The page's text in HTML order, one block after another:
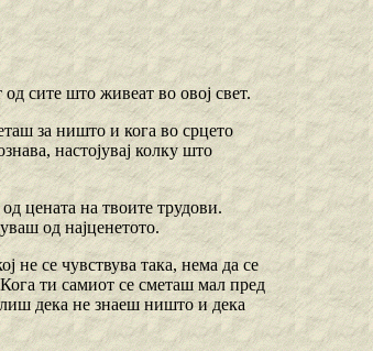
сите што живеат во овој свет.
за ништо и кога во срцето
настојувај колку што
цената на твоите трудови.
од најценетото.
не се чувствува така, нема да се
ти самиот се сметаш мал пред
дека не знаеш ништо и дека